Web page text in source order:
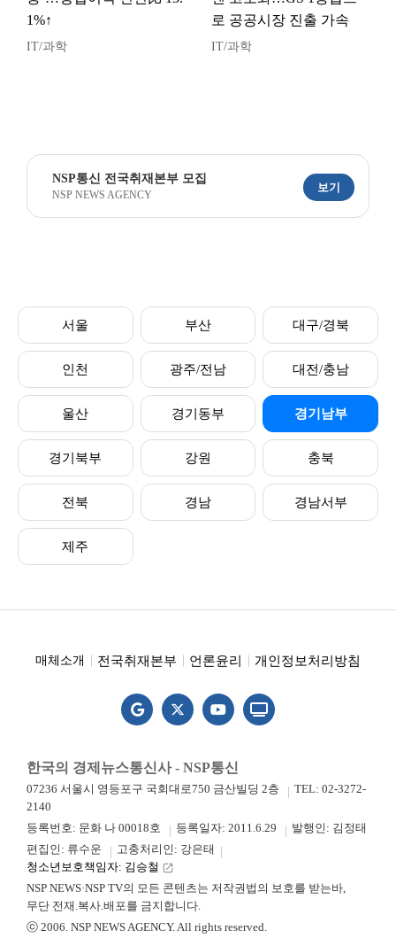
1%↑
IT/과학
로 공공시장 진출 가속
IT/과학
NSP통신 전국취재본부 모집
NSP NEWS AGENCY
보기
서울 부산 대구/경북
인천 광주/전남 대전/충남
울산 경기동부 경기남부
경기북부 강원 충북
전북 경남 경남서부
제주
매체소개 전국취재본부 언론윤리 개인정보처리방침
한국의 경제뉴스통신사 - NSP통신
07236 서울시 영등포구 국회대로750 금산빌딩 2층
TEL: 02-3272-
2140
등록번호: 문화 나 00018호
등록일자: 2011.6.29
발행인: 김정태
편집인: 류수운
고충처리인: 강은태
청소년보호책임자: 김승철 launch
NSP NEWS·NSP TV의 모든 콘텐츠는 저작권법의 보호를 받는바,
무단 전재.복사.배포를 금지합니다.
ⓒ 2006. NSP NEWS AGENCY. All rights reserved.